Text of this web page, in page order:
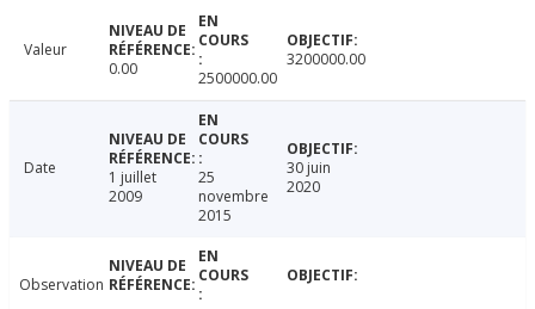
Valeur
0.00
2500000.00
3200000.00
Date
1 juillet
2009
25
novembre
2015
30 juin
2020
Observation